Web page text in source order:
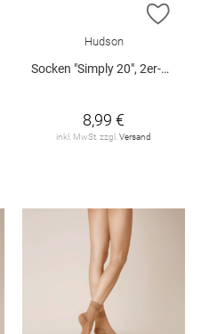
WUNSCHLISTE HINZUFÜGEN
ZUR
Hudson
Socken "Simply 20", 2er-Pack
8,99 €
inkl. MwSt. zzgl. Versand